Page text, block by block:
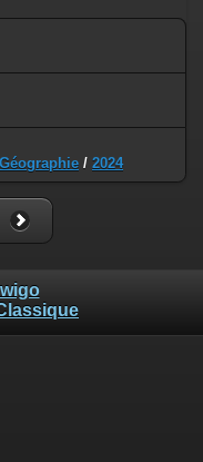
/ 2024